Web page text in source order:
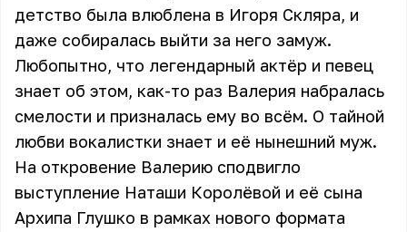
детство была влюблена в Игоря Скляра, и
даже собиралась выйти за него замуж.
Любопытно, что легендарный актёр и певец
знает об этом, как-то раз Валерия набралась
смелости и призналась ему во всём. О тайной
любви вокалистки знает и её нынешний муж.
На откровение Валерию сподвигло
выступление Наташи Королёвой и её сына
Архипа Глушко в рамках нового формата